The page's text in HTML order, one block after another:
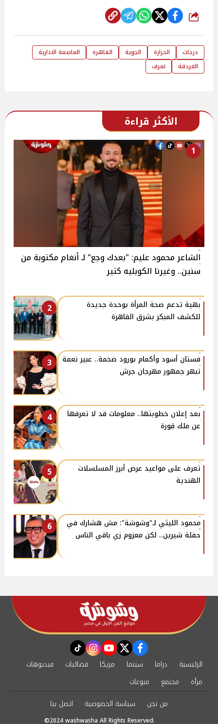
شارك
درجات الحرارة الجوية القاهرة
العاصمة الادارية
الغردقة
تعرف
الأكثر قراءة
1
الشاعر محمود عليم: "بعدك وجع" لـ أنغام مكتوبة من
سنين.. وغيرنا الكوبليه كتير
2
بهية تدعم صحة المرأة بوحدة جديدة
للكشف المبكر بشرق القاهرة
3
فستان أسود وأكمام بورود ضخمة.. عبير نعمة
تبهر جمهور مهرجان جرش
4
بعد إعلان خطوبتها.. معلومات قد لا تعرفها
عن ملك قورة
5
تعرف على مواعيد عرض أبرز المسلسلات
الهندية
6
محمود الليثي لـ"وشوشة": مش هشارك في
حفلة شيرين.. لكن معزوم زي باقي الناس
facebook
twitter
youtube
instagram
tiktok
الرئيسية دراما سينما مزيكا فضائيات
فيديوهات
مرأة
مجتمع
منوعات
من نحن
سياسة الخصوصية اتصل بنا
©2024 washwasha All Rights Reserved.